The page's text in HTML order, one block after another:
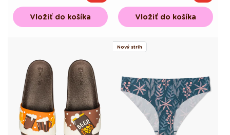
Vložiť do košíka Vložiť do košíka
Nový strih